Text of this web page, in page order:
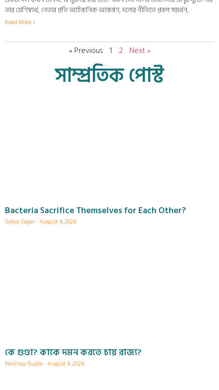
তার শ্রেণিস্বার্থ, নেতার প্রতি আইকনিক আকর্ষণ, দলের নীতিতে প্রবল সমর্থন,
Read More »
« Previous 1 2 Next »
সাম্প্রতিক পোস্ট
Bacteria Sacrifice Themselves for Each Other?
Satya Sagar August 4, 2026
কে গুণ্ডা? কাকে দমন করতে চায় রাজ্য?
Parichay Gupta August 4, 2026